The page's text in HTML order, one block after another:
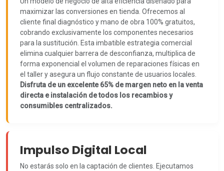
maximizar las conversiones en tienda. Ofrecemos al
cliente final diagnóstico y mano de obra 100% gratuitos,
cobrando exclusivamente los componentes necesarios
para la sustitución. Esta imbatible estrategia comercial
elimina cualquier barrera de desconfianza, multiplica de
forma exponencial el volumen de reparaciones físicas en
el taller y asegura un flujo constante de usuarios locales.
Disfruta de un excelente 65% de margen neto en la venta
directa e instalación de todos los recambios y
consumibles centralizados.
Impulso Digital Local
No estarás solo en la captación de clientes. Ejecutamos